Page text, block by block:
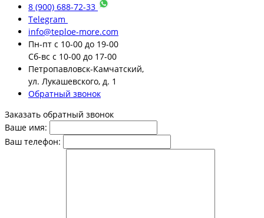
8 (900) 688-72-33
Telegram
info@teploe-more.com
Пн-пт с 10-00 до 19-00
Сб-вс с 10-00 до 17-00
Петропавловск-Камчатский,
ул. Лукашевского, д. 1
Обратный звонок
Заказать обратный звонок
Ваше имя:
Ваш телефон: